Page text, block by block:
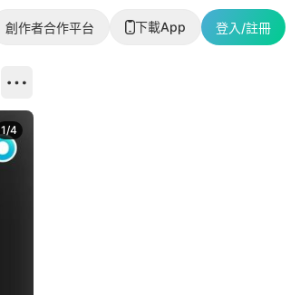
創作者合作平台 下載App 登入/註冊
1/4